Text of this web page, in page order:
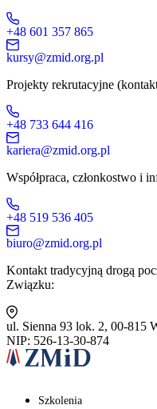
+48 601 357 865
kursy@zmid.org.pl
Projekty rekrutacyjne
+48 733 644 416
kariera@zmid.org.pl
Współpraca, członkostwo i
+48 519 536 405
biuro@zmid.org.pl
Kontakt tradycyjną drogą
Związku:
ul. Sienna 93 lok. 2, 00-815
NIP: 526-13-30-874
Szkolenia